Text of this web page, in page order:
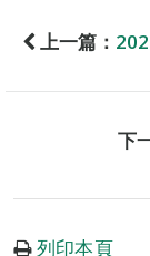
上一篇：
下
列印本頁